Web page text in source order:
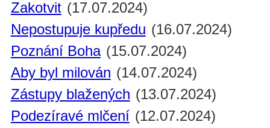
Zakotvit (17.07.2024)
Nepostupuje kupředu (16.07.2024)
Poznání Boha (15.07.2024)
Aby byl milován (14.07.2024)
Zástupy blažených (13.07.2024)
Podezíravé mlčení (12.07.2024)